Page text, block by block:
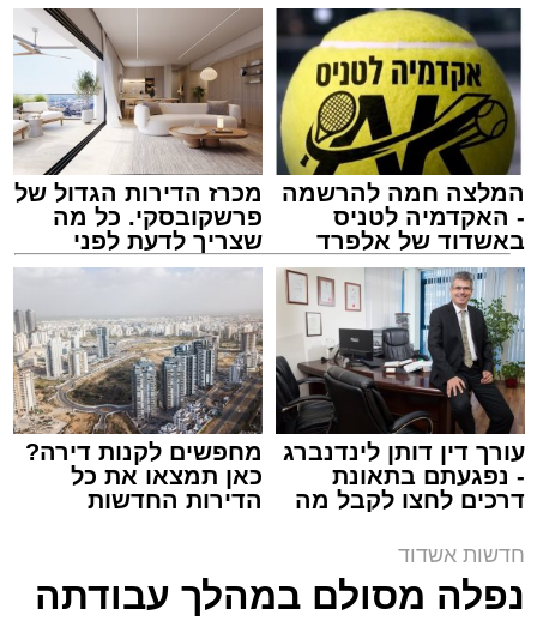
צילום: דוברות איחוד הצלה
מערכת האתר / 15:39 07.08.26
תגים:איחוד הצלה, אשדוד, הצלה
אירוע דרמטי הסתיים בנס רפואי באשדוד, לאחר
שגבר בן 56 התמוטט בביתו שבאחד הרחובות
המלצה חמה להרשמה
- האקדמיה לטניס
באשדוד של אלפרד
קריאולנסקי - לילדים
מכרז הדירות הגדול של
פרשקובסקי. כל מה
שצריך לדעת לפני
שמגישים הצעה לדירה
עורך דין דותן לינדנברג
- נפגעתם בתאונת
דרכים לחצו לקבל מה
מחפשים לקנות דירה?
כאן תמצאו את כל
הדירות החדשות
חדשות אשדוד
נפלה מסולם במהלך עבודתה